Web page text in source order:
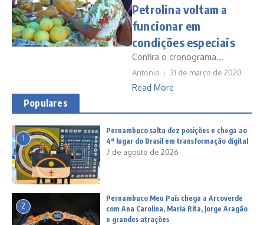
Petrolina voltam a
funcionar em
condições especiais
Confira o cronograma...
Antonio 31 de março de 2020
Read More
Populares
1
Pernambuco salta dez posições e chega ao
4º lugar do Brasil em transformação digital
7 de agosto de 2026
2
Pernambuco Meu País chega a Arcoverde
com Ana Carolina, Maria Rita, Jorge Aragão
e grandes atrações